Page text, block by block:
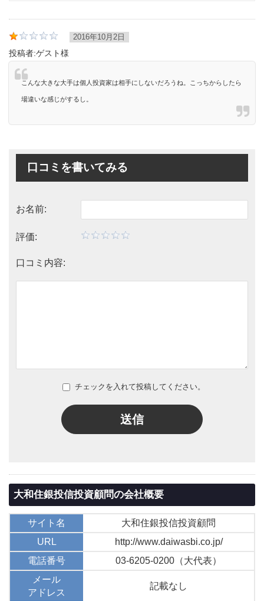
2016年10月2日
投稿者:ゲスト様
こんな大きな大手は個人投資家は相手にしないだろうね。こっちからしたら
場違いな感じがするし。
口コミを書いてみる
お名前:
評価:
口コミ内容:
チェックを入れて投稿してください。
送信
大和住銀投信投資顧問の会社概要
サイト名
大和住銀投信投資顧問
URL
http://www.daiwasbi.co.jp/
電話番号
03-6205-0200（大代表）
メール
アドレス
記載なし